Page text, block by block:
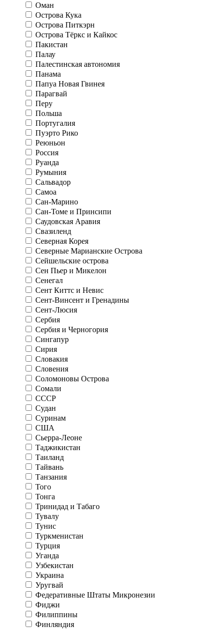
Оман
Острова Кука
Острова Питкэрн
Острова Тёркс и Кайкос
Пакистан
Палау
Палестинская автономия
Панама
Папуа Новая Гвинея
Парагвай
Перу
Польша
Португалия
Пуэрто Рико
Реюньон
Россия
Руанда
Румыния
Сальвадор
Самоа
Сан-Марино
Сан-Томе и Принсипи
Саудовская Аравия
Свазиленд
Северная Корея
Северные Марианские Острова
Сейшельские острова
Сен Пьер и Микелон
Сенегал
Сент Киттс и Невис
Сент-Винсент и Гренадины
Сент-Люсия
Сербия
Сербия и Черногория
Сингапур
Сирия
Словакия
Словения
Соломоновы Острова
Сомали
СССР
Судан
Суринам
США
Сьерра-Леоне
Таджикистан
Таиланд
Тайвань
Танзания
Того
Тонга
Тринидад и Табаго
Тувалу
Тунис
Туркменистан
Турция
Уганда
Узбекистан
Украина
Уругвай
Федеративные Штаты Микронезии
Фиджи
Филиппины
Финляндия